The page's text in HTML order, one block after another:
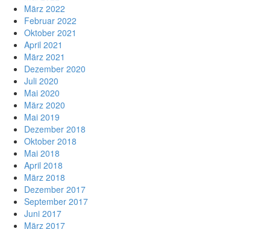
März 2022
Februar 2022
Oktober 2021
April 2021
März 2021
Dezember 2020
Juli 2020
Mai 2020
März 2020
Mai 2019
Dezember 2018
Oktober 2018
Mai 2018
April 2018
März 2018
Dezember 2017
September 2017
Juni 2017
März 2017